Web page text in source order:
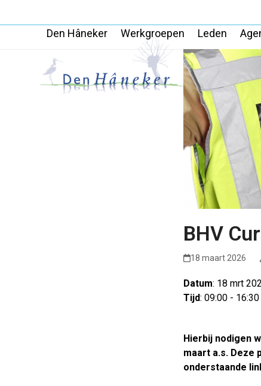
Den Hâneker Werkgroepen Leden
BHV
18 maart 2026
Datum: 18 mrt
Tijd: 09:00 - 16:30
Hierbij nodigen
maart a.s. Deze
onderstaande